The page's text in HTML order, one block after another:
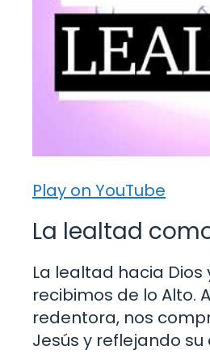
Play on YouTube
La lealtad
La lealtad hacia
recibimos de lo Alto.
redentora, nos
Jesús y reflejando